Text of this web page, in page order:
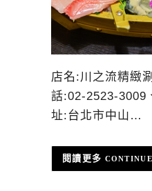
店名:川之流精緻
話:02-2523-3009
址:台北市中山…